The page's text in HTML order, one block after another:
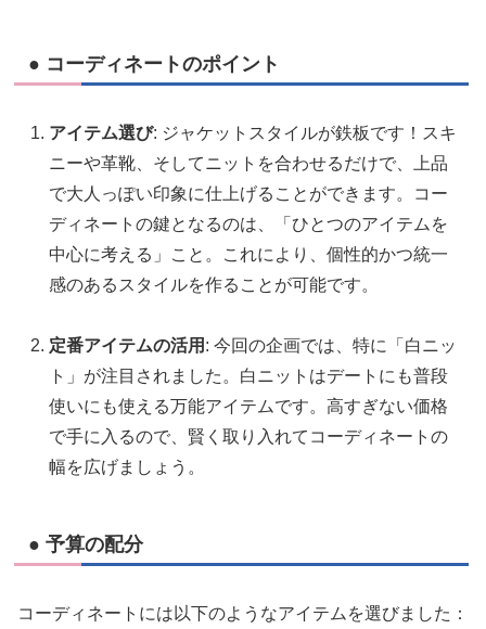
● コーディネートのポイント
アイテム選び: ジャケットスタイルが鉄板です！スキ
ニーや革靴、そしてニットを合わせるだけで、上品
で大人っぽい印象に仕上げることができます。コー
ディネートの鍵となるのは、「ひとつのアイテムを
中心に考える」こと。これにより、個性的かつ統一
感のあるスタイルを作ることが可能です。
定番アイテムの活用 : 今回の企画では、特に「白ニッ
ト」が注目されました。白ニットはデートにも普段
使いにも使える万能アイテムです。高すぎない価格
で手に入るので、賢く取り入れてコーディネートの
幅を広げましょう。
● 予算の配分
コーディネートには以下のようなアイテムを選びました：